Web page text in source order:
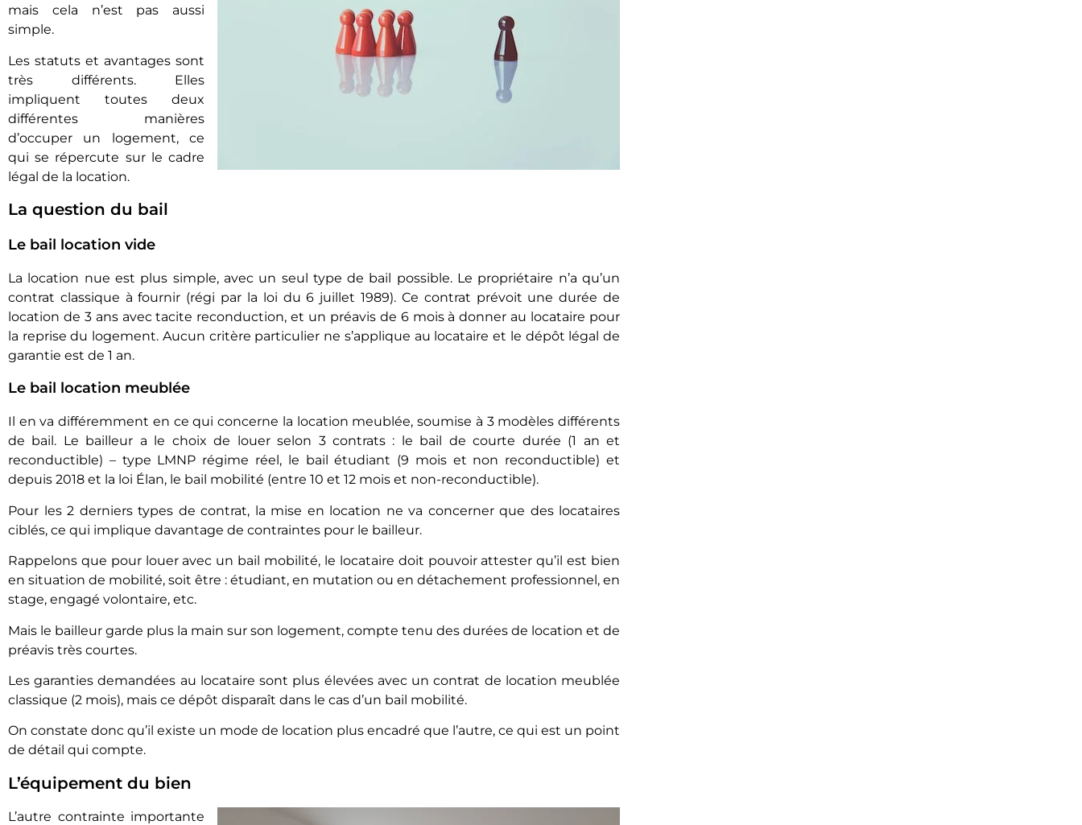
mais cela n’est pas aussi
simple.
Les statuts et avantages sont
très différents. Elles
impliquent toutes deux
différentes manières
d’occuper un logement, ce
qui se répercute sur le cadre
légal de la location.
La question du bail
Le bail location vide
La location nue est plus simple, avec un seul type de bail possible. Le propriétaire n’a qu’un
contrat classique à fournir (régi par la loi du 6 juillet 1989). Ce contrat prévoit une durée de
location de 3 ans avec tacite reconduction, et un préavis de 6 mois à donner au locataire pour
la reprise du logement. Aucun critère particulier ne s’applique au locataire et le dépôt légal de
garantie est de 1 an.
Le bail location meublée
Il en va différemment en ce qui concerne la location meublée, soumise à 3 modèles différents
de bail. Le bailleur a le choix de louer selon 3 contrats : le bail de courte durée (1 an et
reconductible) – type LMNP régime réel, le bail étudiant (9 mois et non reconductible) et
depuis 2018 et la loi Élan, le bail mobilité (entre 10 et 12 mois et non-reconductible).
Pour les 2 derniers types de contrat, la mise en location ne va concerner que des locataires
ciblés, ce qui implique davantage de contraintes pour le bailleur.
Rappelons que pour louer avec un bail mobilité, le locataire doit pouvoir attester qu’il est bien
en situation de mobilité, soit être : étudiant, en mutation ou en détachement professionnel, en
stage, engagé volontaire, etc.
Mais le bailleur garde plus la main sur son logement, compte tenu des durées de location et de
préavis très courtes.
Les garanties demandées au locataire sont plus élevées avec un contrat de location meublée
classique (2 mois), mais ce dépôt disparaît dans le cas d’un bail mobilité.
On constate donc qu’il existe un mode de location plus encadré que l’autre, ce qui est un point
de détail qui compte.
L’équipement du bien
L’autre contrainte importante